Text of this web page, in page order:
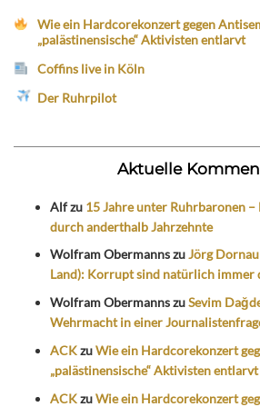
Wie ein Hardcorekonzert gegen
„palästinensische“ Aktivisten entlarvt
Coffins live in Köln
Der Ruhrpilot
Aktuelle
Alfzu 15 Jahre unter Ruhrbaronen –
durch anderthalb Jahrzehnte
Wolfram ObermannszuJörg
Land): Korrupt sind natürlich immer
Wolfram ObermannszuSevim
Wehrmacht in einer
ACKzuWie ein Hardcorekonzert
„palästinensische“ Aktivisten entlarvt
ACKzuWie ein Hardcorekonzert